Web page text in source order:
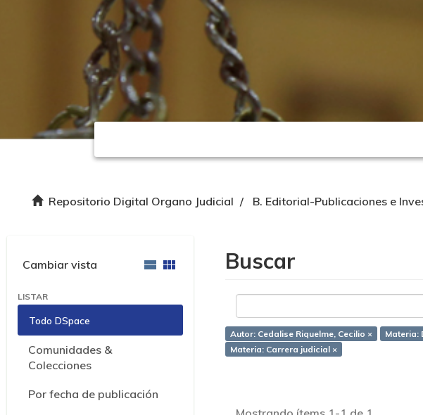
Repositorio Digital Organo Judicial B. Editorial-Publicaciones e
Cambiar vista
LISTAR
Todo DSpace
Comunidades &
Colecciones
Por fecha de publicación
Buscar
Autor: Cedalise Riquelme, Cecilio × Materia:
Materia: Carrera judicial ×